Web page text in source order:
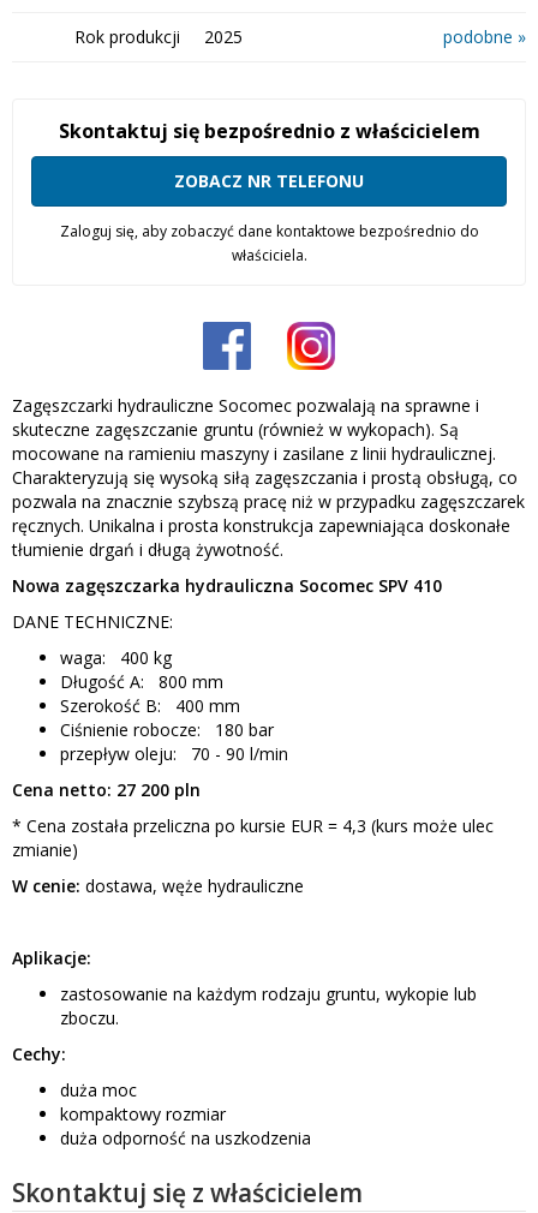
Rok produkcji 2025 podobne »
Skontaktuj się bezpośrednio z właścicielem
ZOBACZ NR TELEFONU
Zaloguj się, aby zobaczyć dane kontaktowe bezpośrednio do
właściciela.
Zagęszczarki hydrauliczne Socomec pozwalają na sprawne i
skuteczne zagęszczanie gruntu (również w wykopach). Są
mocowane na ramieniu maszyny i zasilane z linii hydraulicznej.
Charakteryzują się wysoką siłą zagęszczania i prostą obsługą, co
pozwala na znacznie szybszą pracę niż w przypadku zagęszczarek
ręcznych. Unikalna i prosta konstrukcja zapewniająca doskonałe
tłumienie drgań i długą żywotność.
Nowa zagęszczarka hydrauliczna Socomec SPV 410
DANE TECHNICZNE:
waga: 400 kg
Długość A: 800 mm
Szerokość B: 400 mm
Ciśnienie robocze: 180 bar
przepływ oleju: 70 - 90 l/min
Cena netto: 27 200 pln
* Cena została przeliczna po kursie EUR = 4,3 (kurs może ulec
zmianie)
W cenie: dostawa, węże hydrauliczne
Aplikacje:
zastosowanie na każdym rodzaju gruntu, wykopie lub
zboczu.
Cechy:
duża moc
kompaktowy rozmiar
duża odporność na uszkodzenia
Skontaktuj się z właścicielem